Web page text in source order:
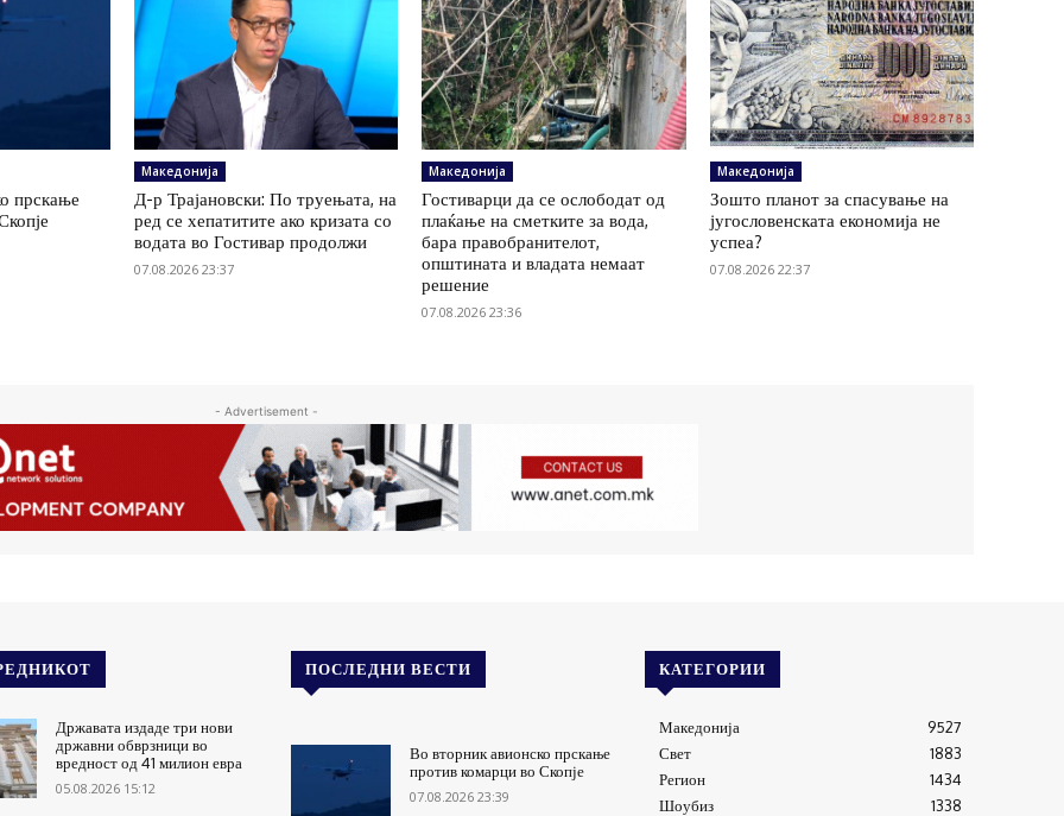
прскање
Македонија
Д-р Трајановски: По труењата, на
ред се хепатитите ако кризата со
водата во Гостивар продолжи
07.08.2026 23:37
Македонија
Гостиварци да се ослободат од
плаќање на сметките за вода,
бара правобранителот,
општината и владата немаат
решение
07.08.2026 23:36
Македонија
Зошто планот за спасување на
југословенската економија не
успеа?
07.08.2026 22:37
- Advertisement -
Државата издаде три нови
државни обврзници во
вредност од 41 милион евра
05.08.2026 15:12
ПОСЛЕДНИ ВЕСТИ
Во вторник авионско прскање
против комарци во Скопје
07.08.2026 23:39
КАТЕГОРИИ
Македонија
9527
Свет
1883
Регион
1434
Шоубиз
1338